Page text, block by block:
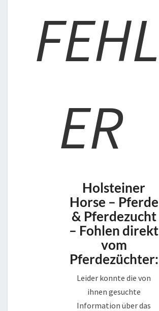
FEHL
ER
Holsteiner
Horse – Pferde
& Pferdezucht
– Fohlen direkt
vom
Pferdezüchter:
Leider konnte die von
ihnen gesuchte
Information über das